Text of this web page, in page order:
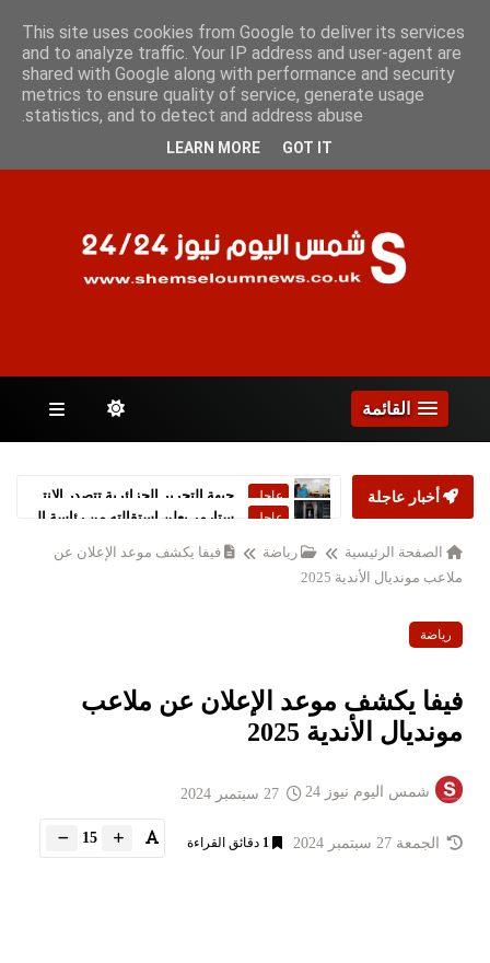
الجمعة 7 أغسطس 2026
الصفحات
القائمة
أخبار عاجلة عاجل
الصفحة الرئيسية رياضة
فيفا يكشف موعد الإعلان عن
ملاعب مونديال الأندية 2025
رياضة
فيفا يكشف موعد الإعلان عن ملاعب
مونديال الأندية 2025
شمس اليوم نيوز 24
الجمعة 27 سبتمبر 2024 1 دقائق القراءة 15
This site uses cookies from Google to deliver its services
and to analyze traffic. Your IP address and user-agent are
shared with Google along with performance and security
metrics to ensure quality of service, generate usage
statistics, and to detect and address abuse.
LEARN MORE GOT IT